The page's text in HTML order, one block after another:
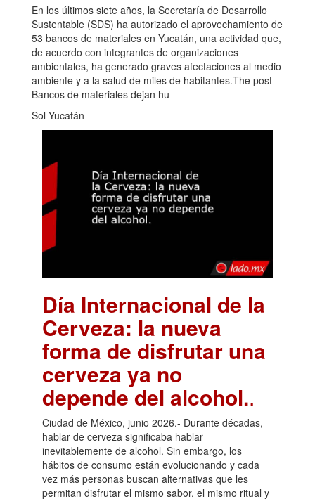
En los últimos siete años, la Secretaría de Desarrollo
Sustentable (SDS) ha autorizado el aprovechamiento de
53 bancos de materiales en Yucatán, una actividad que,
de acuerdo con integrantes de organizaciones
ambientales, ha generado graves afectaciones al medio
ambiente y a la salud de miles de habitantes.The post
Bancos de materiales dejan hu
Sol Yucatán
Día Internacional de la
Cerveza: la nueva
forma de disfrutar una
cerveza ya no
depende del alcohol..
Ciudad de México, junio 2026.- Durante décadas,
hablar de cerveza significaba hablar
inevitablemente de alcohol. Sin embargo, los
hábitos de consumo están evolucionando y cada
vez más personas buscan alternativas que les
permitan disfrutar el mismo sabor, el mismo ritual y